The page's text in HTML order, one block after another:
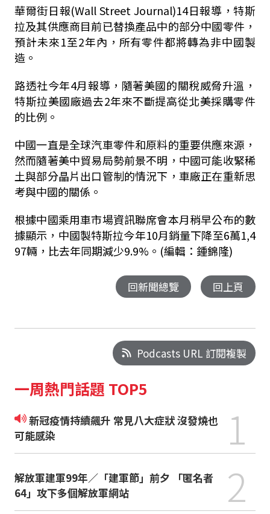
華爾街日報(Wall Street Journal)14日報導，特斯
拉及其供應商目前已替換產品中的部分中國零件，
預計未來1至2年內，所有零件都將轉為非中國製
造。
路透社今年4月報導，隨著美國的關稅威脅升溫，
特斯拉美國廠過去2年來不斷提高從北美採購零件
的比例。
中國一直是全球汽車零件和原料的重要供應來源，
然而隨著美中貿易局勢前景不明，中國可能收緊稀
土與部分晶片出口管制的情況下，車廠正在重新思
考與中國的關係。
根據中國乘用車市場資訊聯席會本月稍早公布的數
據顯示，中國製特斯拉今年10月銷量下降至6萬1,4
97輛，比去年同期減少9.9%。(編輯：鍾錦隆)
回新聞總覽 回上頁
Podcasts URL 訂閱複製
一周熱門話題 TOP5
新冠疫情持續飆升 常見八大症狀 沒發燒也
可能感染
1
解放軍建軍99年／「建軍節」前夕 「匿名者
64」攻下多個解放軍網站
2